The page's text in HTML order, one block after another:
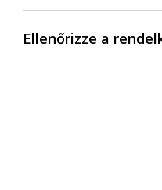
Ellenőrizze a